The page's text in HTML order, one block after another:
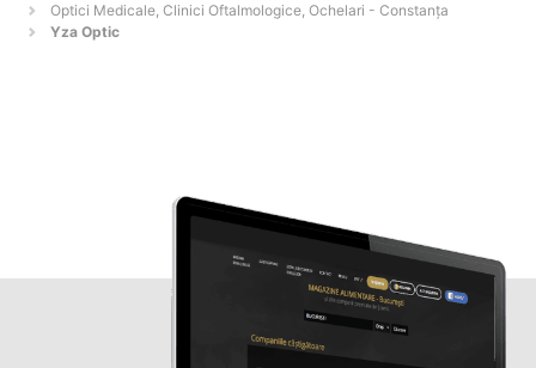
Optici Medicale, Clinici Oftalmologice, Ochelari - Constanţa
Yza Optic